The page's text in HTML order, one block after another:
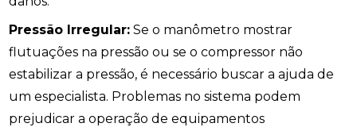
Pressão Irregular: Se o manômetro mostrar
flutuações na pressão ou se o compressor não
estabilizar a pressão, é necessário buscar a ajuda de
um especialista. Problemas no sistema podem
prejudicar a operação de equipamentos